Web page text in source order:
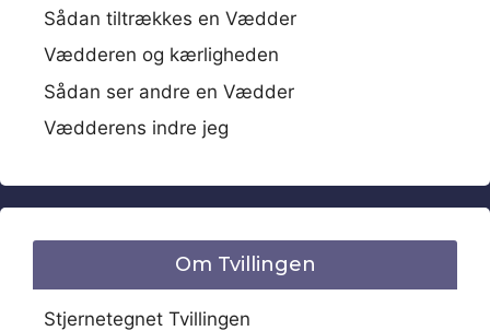
Sådan tiltrækkes en Vædder
Vædderen og kærligheden
Sådan ser andre en Vædder
Vædderens indre jeg
Om Tvillingen
Stjernetegnet Tvillingen